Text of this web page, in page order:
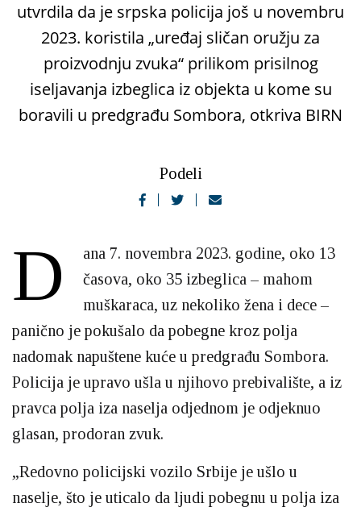
utvrdila da je srpska policija još u novembru
2023. koristila „uređaj sličan oružju za
proizvodnju zvuka“ prilikom prisilnog
iseljavanja izbeglica iz objekta u kome su
boravili u predgrađu Sombora, otkriva BIRN
Podeli
D
ana 7. novembra 2023. godine, oko 13
časova, oko 35 izbeglica – mahom
muškaraca, uz nekoliko žena i dece –
panično je pokušalo da pobegne kroz polja
nadomak napuštene kuće u predgrađu Sombora.
Policija je upravo ušla u njihovo prebivalište, a iz
pravca polja iza naselja odjednom je odjeknuo
glasan, prodoran zvuk.
„Redovno policijski vozilo Srbije je ušlo u
naselje, što je uticalo da ljudi pobegnu u polja iza